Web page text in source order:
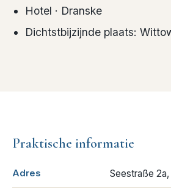
Hotel · Dranske
Dichtstbijzijnde plaats:
Praktische informatie
Adres Seestraße 2a,